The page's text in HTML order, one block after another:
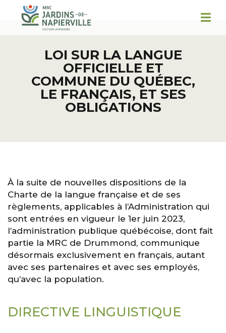
LOI SUR LA LANGUE
OFFICIELLE ET
COMMUNE DU QUÉBEC,
LE FRANÇAIS, ET SES
OBLIGATIONS
À la suite de nouvelles dispositions de la
Charte de la langue française et de ses
règlements, applicables à l’Administration qui
sont entrées en vigueur le 1er juin 2023,
l’administration publique québécoise, dont fait
partie la MRC de Drummond, communique
désormais exclusivement en français, autant
avec ses partenaires et avec ses employés,
qu’avec la population.
DIRECTIVE LINGUISTIQUE